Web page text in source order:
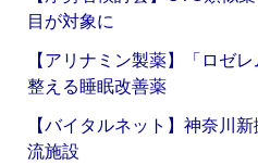
目が対象に
【アリナミン製薬】「ロゼ
整える睡眠改善薬
【バイタルネット】神奈川
流施設